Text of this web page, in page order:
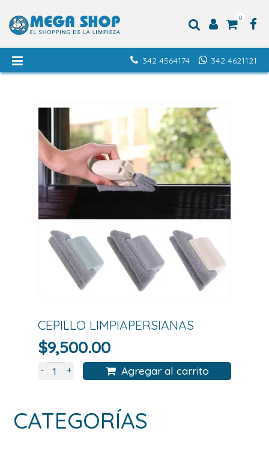
0
342 4621121
342 4564174
CEPILLO LIMPIAPERSIANAS
$9,500.00
- + Agregar al carrito
CATEGORÍAS